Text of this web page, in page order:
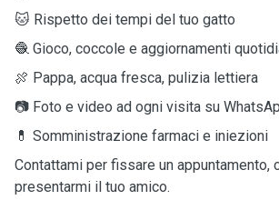
🐱 Rispetto dei tempi del tuo gatto
🧶 Gioco, coccole e aggiornamenti
🍖 Pappa, acqua fresca, pulizia lettiera
📷 Foto e video ad ogni visita su
💊 Somministrazione farmaci e iniezioni
Contattami per fissare un appuntamento,
presentarmi il tuo amico.